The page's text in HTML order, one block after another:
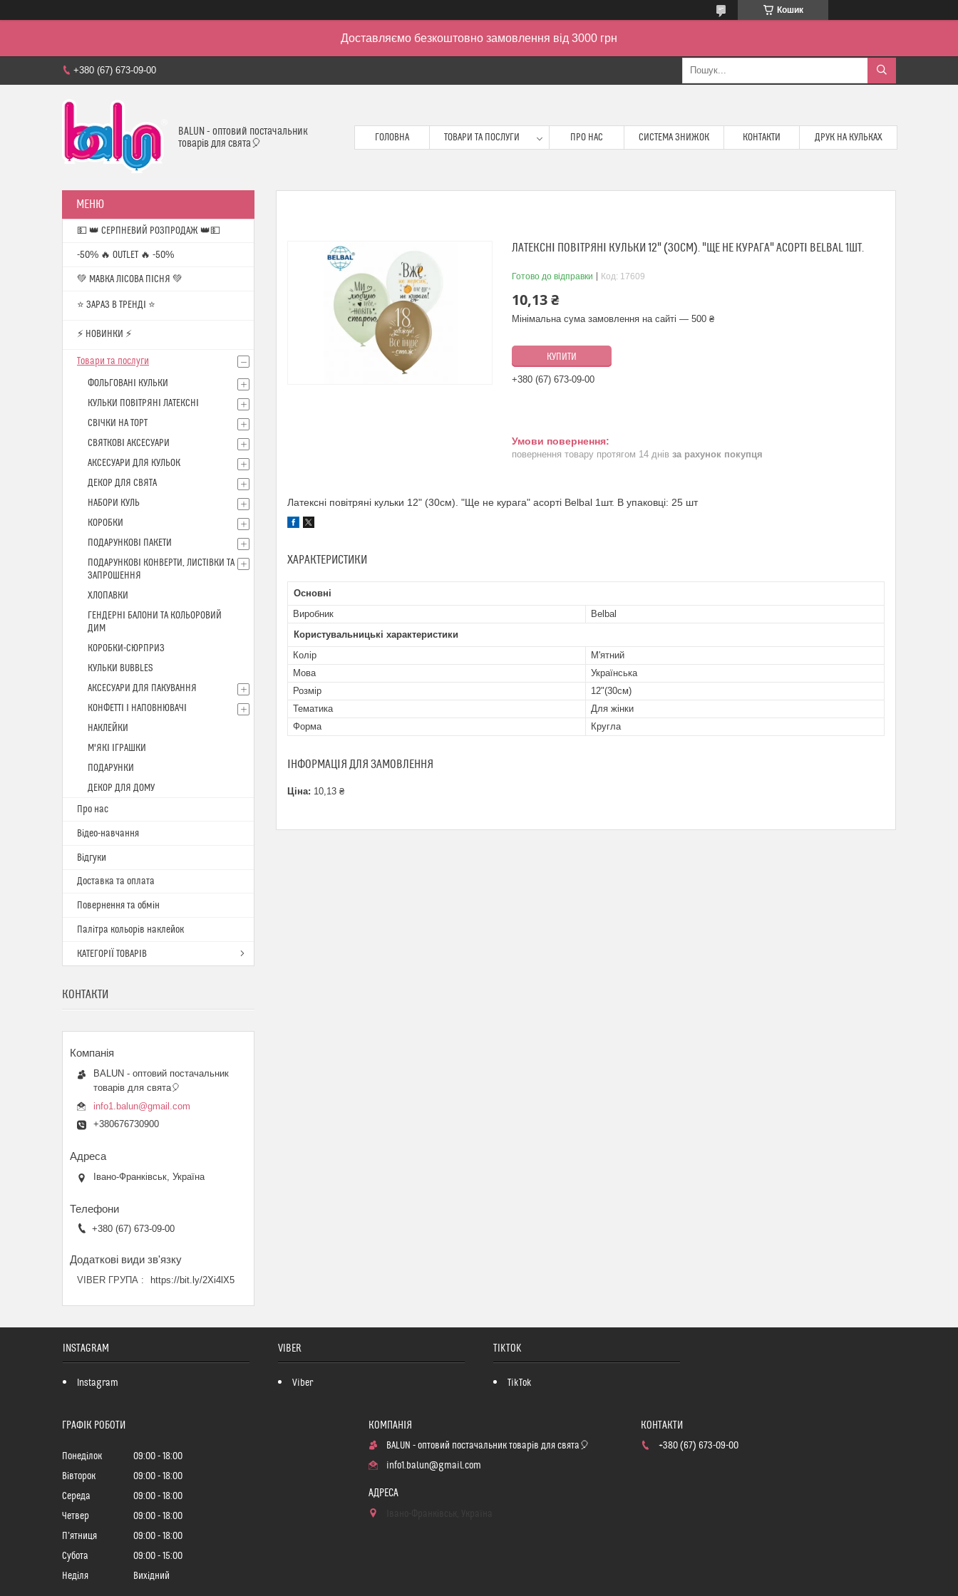
Кошик
Доставляємо безкоштовно замовлення від 3000 грн
+380 (67) 673-09-00
BALUN - оптовий постачальник
товарів для свята🎈
ГОЛОВНА ТОВАРИ ТА ПОСЛУГИ ПРО НАС СИСТЕМА ЗНИЖОК КОНТАКТИ ДРУК НА КУЛЬКАХ
ЛАТЕКСНІ ПОВІТРЯНІ КУЛЬКИ 12" (30СМ). "ЩЕ НЕ КУРАГА" АСОРТІ BELBAL 1ШТ.
Готово до відправки Код: 17609
10,13 ₴
Мінімальна сума замовлення на сайті — 500 ₴
КУПИТИ
+380 (67) 673-09-00
повернення товару протягом 14 днів за рахунок покупця
Латексні повітряні кульки 12" (30см). "Ще не курага" асорті Belbal 1шт. В упаковці: 25 шт
ХАРАКТЕРИСТИКИ
Основні
Виробник
Belbal
Користувальницькі характеристики
Колір
М'ятний
Мова
Українська
Розмір
12"(30см)
Тематика
Для жінки
Форма
Кругла
ІНФОРМАЦІЯ ДЛЯ ЗАМОВЛЕННЯ
Ціна: 10,13 ₴
💵 👑 СЕРПНЕВИЙ РОЗПРОДАЖ 👑💵
-50% 🔥 OUTLET 🔥 -50%
💚 МАВКА ЛІСОВА ПІСНЯ 💚
⭐️ ЗАРАЗ В ТРЕНДІ ⭐️
⚡ НОВИНКИ ⚡
Товари та послуги
ФОЛЬГОВАНІ КУЛЬКИ
КУЛЬКИ ПОВІТРЯНІ ЛАТЕКСНІ
СВІЧКИ НА ТОРТ
СВЯТКОВІ АКСЕСУАРИ
АКСЕСУАРИ ДЛЯ КУЛЬОК
ДЕКОР ДЛЯ СВЯТА
НАБОРИ КУЛЬ
КОРОБКИ
ПОДАРУНКОВІ ПАКЕТИ
ПОДАРУНКОВІ КОНВЕРТИ, ЛИСТІВКИ ТА
ЗАПРОШЕННЯ
ХЛОПАВКИ
ГЕНДЕРНІ БАЛОНИ ТА КОЛЬОРОВИЙ
ДИМ
КОРОБКИ-СЮРПРИЗ
КУЛЬКИ BUBBLES
АКСЕСУАРИ ДЛЯ ПАКУВАННЯ
КОНФЕТТІ І НАПОВНЮВАЧІ
НАКЛЕЙКИ
М'ЯКІ ІГРАШКИ
ПОДАРУНКИ
ДЕКОР ДЛЯ ДОМУ
Про нас
Відео-навчання
Відгуки
Доставка та оплата
Повернення та обмін
Палітра кольорів наклейок
КАТЕГОРІЇ ТОВАРІВ
КОНТАКТИ
BALUN - оптовий постачальник
товарів для свята🎈
info1.balun@gmail.com
+380676730900
Івано-Франківськ, Україна
+380 (67) 673-09-00
VIBER ГРУПА https://bit.ly/2Xi4lX5
INSTAGRAM
Instagram
VIBER
Viber
TIKTOK
TikTok
ГРАФІК РОБОТИ
Понеділок 09:00
18:00
Вівторок
09:00
18:00
Середа
09:00
18:00
Четвер
09:00
18:00
Пʼятниця
09:00
18:00
Субота
09:00
15:00
Неділя
Вихідний
BALUN - оптовий постачальник товарів для свята🎈
info1.balun@gmail.com
+380 (67) 673-09-00